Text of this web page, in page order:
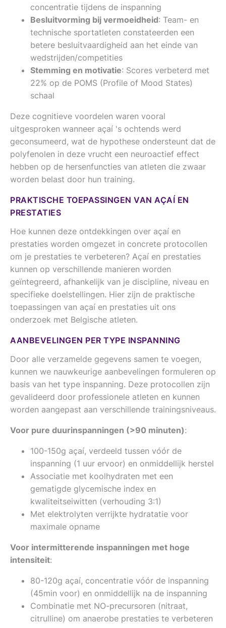
concentratie tijdens de inspanning
Besluitvorming bij vermoeidheid: Team- en
technische sportatleten constateerden een
betere besluitvaardigheid aan het einde van
wedstrijden/competities
Stemming en motivatie: Scores verbeterd met
22% op de POMS (Profile of Mood States)
schaal
Deze cognitieve voordelen waren vooral
uitgesproken wanneer açaí 's ochtends werd
geconsumeerd, wat de hypothese ondersteunt dat de
polyfenolen in deze vrucht een neuroactief effect
hebben op de hersenfuncties van atleten die zwaar
worden belast door hun training.
PRAKTISCHE TOEPASSINGEN VAN AÇAÍ EN
PRESTATIES
Hoe kunnen deze ontdekkingen over açaí en
prestaties worden omgezet in concrete protocollen
om je prestaties te verbeteren? Açaí en prestaties
kunnen op verschillende manieren worden
geïntegreerd, afhankelijk van je discipline, niveau en
specifieke doelstellingen. Hier zijn de praktische
toepassingen van açaí en prestaties uit ons
onderzoek met Belgische atleten.
AANBEVELINGEN PER TYPE INSPANNING
Door alle verzamelde gegevens samen te voegen,
kunnen we nauwkeurige aanbevelingen formuleren op
basis van het type inspanning. Deze protocollen zijn
gevalideerd door professionele atleten en kunnen
worden aangepast aan verschillende trainingsniveaus.
Voor pure duurinspanningen (>90 minuten):
100-150g açaí, verdeeld tussen vóór de
inspanning (1 uur ervoor) en onmiddellijk herstel
Associatie met koolhydraten met een
gematigde glycemische index en
kwaliteitseiwitten (verhouding 3:1)
Met elektrolyten verrijkte hydratatie voor
maximale opname
Voor intermitterende inspanningen met hoge
intensiteit:
80-120g açaí, concentratie vóór de inspanning
(45min voor) en onmiddellijk na de inspanning
Combinatie met NO-precursoren (nitraat,
citrulline) om anaerobe prestaties te verbeteren